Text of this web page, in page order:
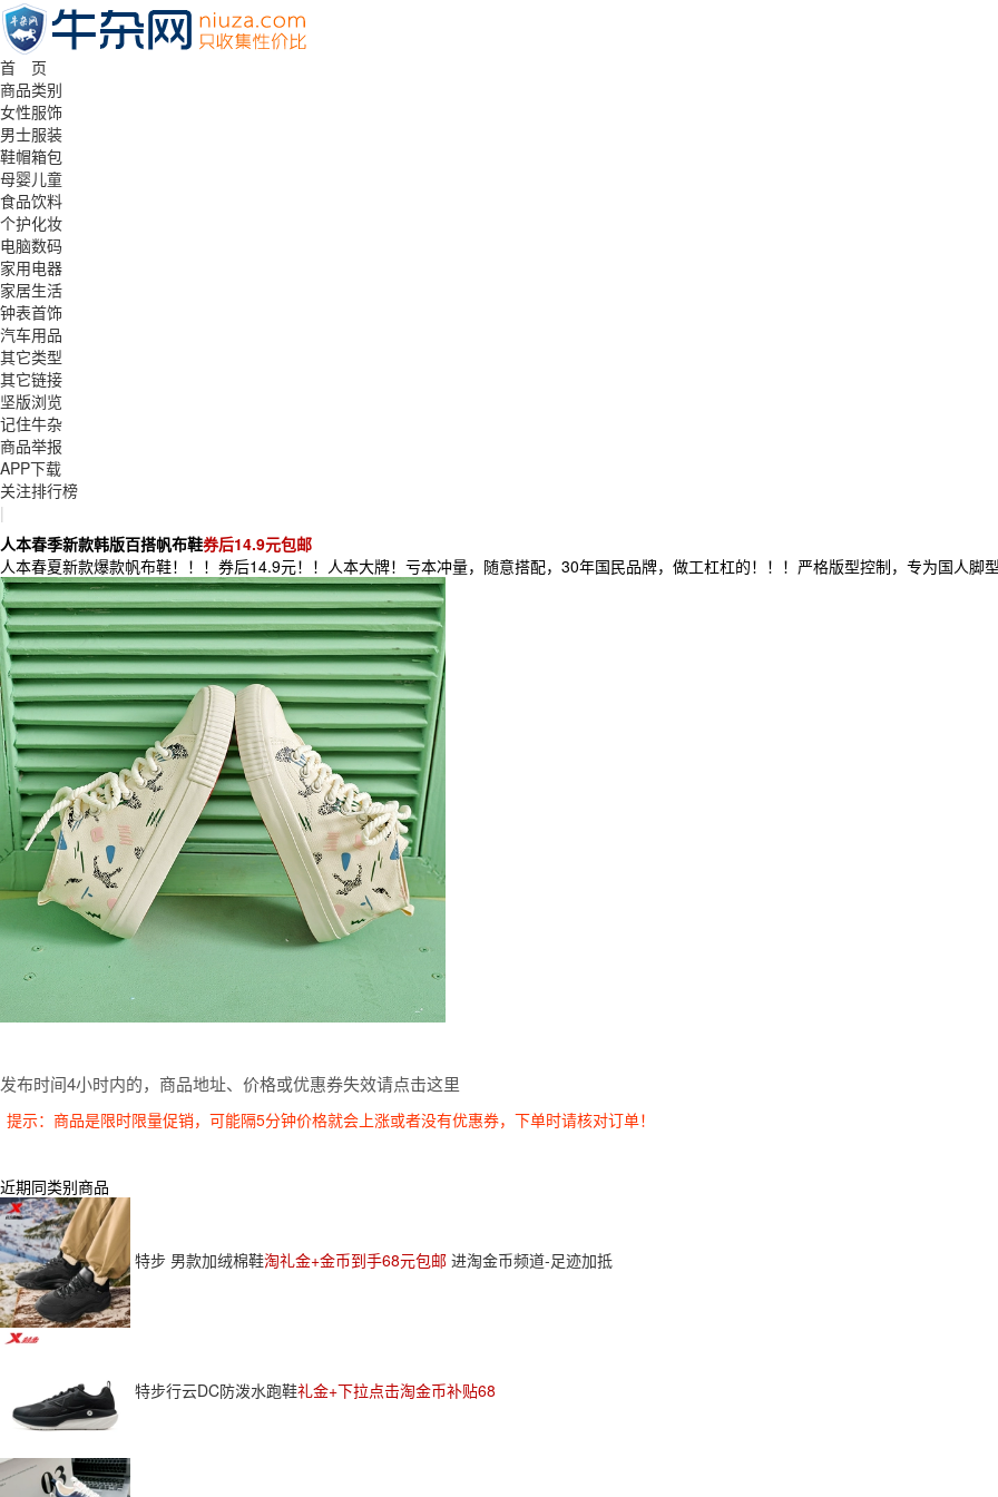
首 页
商品类别
女性服饰
男士服装
鞋帽箱包
母婴儿童
食品饮料
个护化妆
电脑数码
家用电器
家居生活
钟表首饰
汽车用品
其它类型
其它链接
坚版浏览
记住牛杂
商品举报
APP下载
关注排行榜
|
人本春季新款韩版百搭帆布鞋券后14.9元包邮
人本春夏新款爆款帆布鞋！！！券后14.9元！！人本大牌！亏本冲量，随意搭配，30年国民品牌，做工杠杠的！！！严格版型控制，专为国人脚型
发布时间4小时内的，商品地址、价格或优惠券失效请点击这里
提示：商品是限时限量促销，可能隔5分钟价格就会上涨或者没有优惠券，下单时请核对订单！
近期同类别商品
特步 男款加绒棉鞋淘礼金+金币到手68元包邮 进淘金币频道-足迹加抵
特步行云DC防泼水跑鞋礼金+下拉点击淘金币补贴68